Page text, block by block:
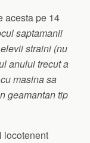
acesta pe 14
saptamanii
straini (nu
anului trecut a
masina sa
geamantan tip
locotenent